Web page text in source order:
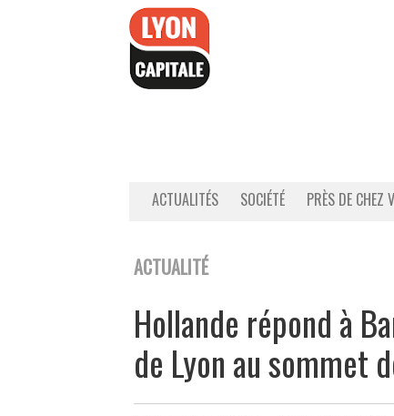
ACTUALITÉS SOCIÉTÉ PRÈS DE CHEZ
ACTUALITÉ
Hollande répond à
de Lyon au sommet